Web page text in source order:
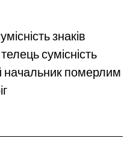
знаків
сумісність
начальник померлим